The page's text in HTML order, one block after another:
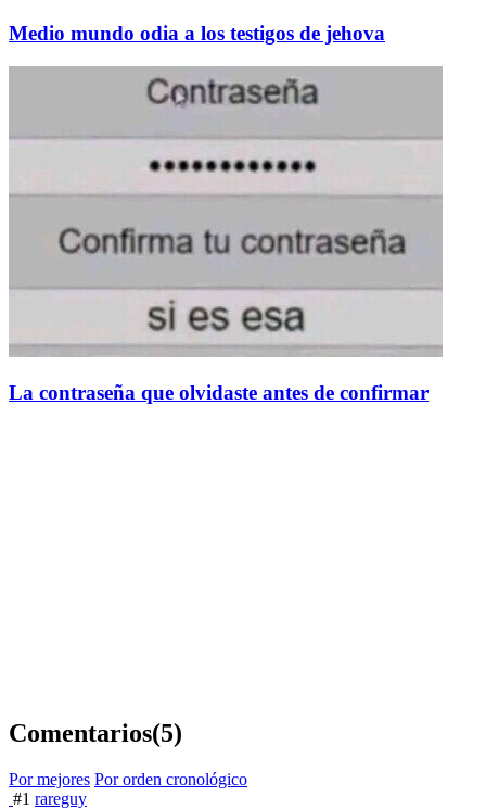
Medio mundo odia a los testigos de jehova
La contraseña que olvidaste antes de confirmar
Comentarios(5)
Por mejores Por orden cronológico
#1 rareguy